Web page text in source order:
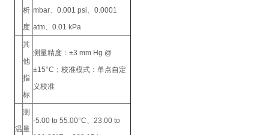
析
度
mbar、0.001 psi、0.0001
atm、0.01 kPa
其
他
指
标
测量精度：±3 mm Hg @
±15°C；校准模式：单点自定
义校准
温
测
量
-5.00 to 55.00°C、23.00 to